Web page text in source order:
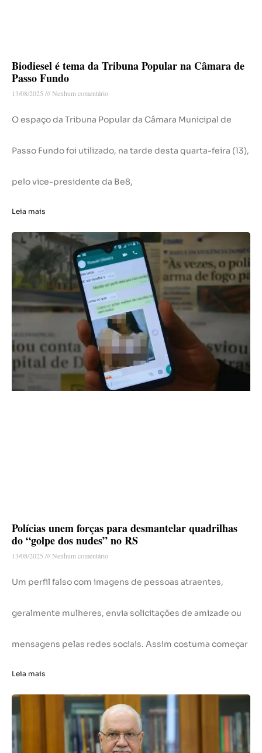
Biodiesel é tema da Tribuna Popular na Câmara de
Passo Fundo
13/08/2025 Nenhum comentário
O espaço da Tribuna Popular da Câmara Municipal de
Passo Fundo foi utilizado, na tarde desta quarta-feira (13),
pelo vice-presidente da Be8,
Leia mais
Polícias unem forças para desmantelar quadrilhas
do “golpe dos nudes” no RS
13/08/2025 Nenhum comentário
Um perfil falso com imagens de pessoas atraentes,
geralmente mulheres, envia solicitações de amizade ou
mensagens pelas redes sociais. Assim costuma começar
Leia mais